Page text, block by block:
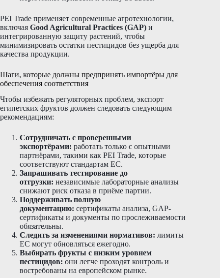
PEI Trade применяет современные агротехнологии,
включая Good Agricultural Practices (GAP) и
интегрированную защиту растений, чтобы
минимизировать остатки пестицидов без ущерба для
качества продукции.
Шаги, которые должны предпринять импортёры для
обеспечения соответствия
Чтобы избежать регуляторных проблем, экспорт
египетских фруктов должен следовать следующим
рекомендациям:
Сотрудничать с проверенными
экспортёрами: работать только с опытными
партнёрами, такими как PEI Trade, которые
соответствуют стандартам ЕС.
Запрашивать тестирование до
отгрузки: независимые лабораторные анализы
снижают риск отказа в приёме партии.
Поддерживать полную
документацию: сертификаты анализа, GAP-
сертификаты и документы по прослеживаемости
обязательны.
Следить за изменениями нормативов: лимиты
ЕС могут обновляться ежегодно.
Выбирать фрукты с низким уровнем
пестицидов: они легче проходят контроль и
востребованы на европейском рынке.